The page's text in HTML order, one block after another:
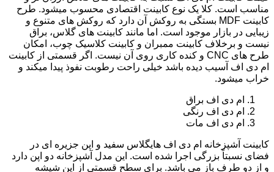
مناسب است. کلا یک نوع کابینت اقتصادی محسوب میشود. طرح
کابینت MDF بستگی به روکش آن دارد که روکش های متنوع و
زیبایی در بازار موجود است. اما مانند کابینت های گلاس، براق
نیست و برخلاف کابینت ممبران و کابینت کلاسیک چوب، امکان
طرح های CNC و کنده کاری روی آن نیست. اگر قسمتی از کابینت
ام دی اف آسیب دیده باشد خیلی راحت رطوبت نفوذ پیدا میکند و
خراب میشود.
ام دی اف براق
ام دی اف رنگی
ام دی اف مات
کابینت آشپزخانه ام دی اف هایگلاس سفید و اپن جزیره ای در
فضای نسبتاً بزرگی اجرا شده است. این مدل آشپزخانه دو اپن دارد
و از دو طرف باز می باشد. برای سطح قسمتی از اپن شیشه